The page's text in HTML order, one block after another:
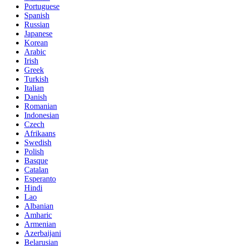
Portuguese
Spanish
Russian
Japanese
Korean
Arabic
Irish
Greek
Turkish
Italian
Danish
Romanian
Indonesian
Czech
Afrikaans
Swedish
Polish
Basque
Catalan
Esperanto
Hindi
Lao
Albanian
Amharic
Armenian
Azerbaijani
Belarusian